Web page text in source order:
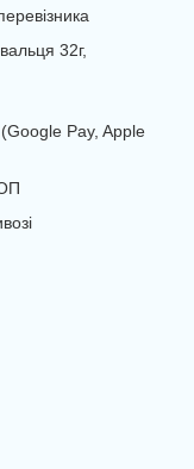
32г,
Pay, Apple